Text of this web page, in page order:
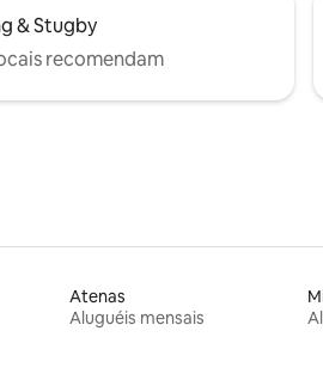
& Stugby
recomendam
Atenas
Aluguéis mensais